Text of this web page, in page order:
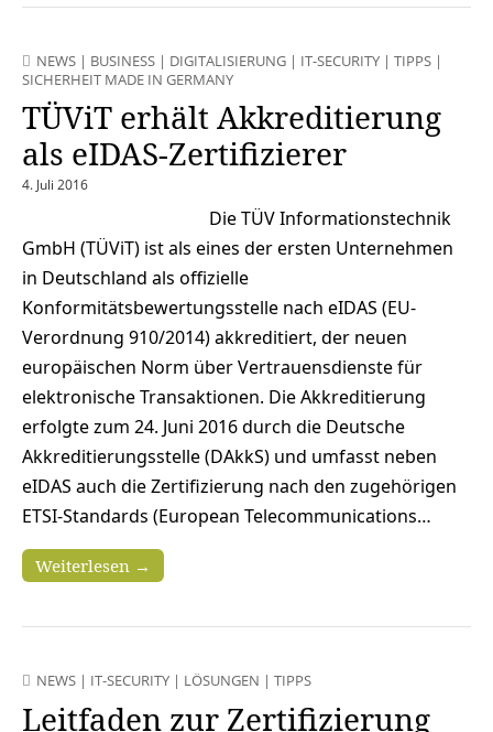
NEWS | BUSINESS | DIGITALISIERUNG | IT-SECURITY | TIPPS |
SICHERHEIT MADE IN GERMANY
TÜViT erhält Akkreditierung
als eIDAS-Zertifizierer
4. Juli 2016
Die TÜV Informationstechnik
GmbH (TÜViT) ist als eines der ersten Unternehmen
in Deutschland als offizielle
Konformitätsbewertungsstelle nach eIDAS (EU-
Verordnung 910/2014) akkreditiert, der neuen
europäischen Norm über Vertrauensdienste für
elektronische Transaktionen. Die Akkreditierung
erfolgte zum 24. Juni 2016 durch die Deutsche
Akkreditierungsstelle (DAkkS) und umfasst neben
eIDAS auch die Zertifizierung nach den zugehörigen
ETSI-Standards (European Telecommunications…
Weiterlesen →
NEWS | IT-SECURITY | LÖSUNGEN | TIPPS
Leitfaden zur Zertifizierung